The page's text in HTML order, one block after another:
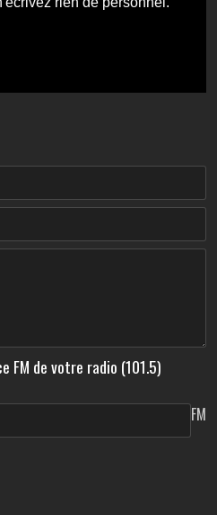
FM de votre radio (101.5)
FM